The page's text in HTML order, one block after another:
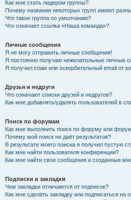
Как мне стать лидером группы?
Почему названия некоторых групп имеют
Что такое группа по умолчанию?
Что означает ссылка «Наша команда»?
Личные сообщения
Я не могу отправить личные сообщения!
Я постоянно получаю нежелательные личные
Я получил спам или оскорбительный email от
Друзья и недруги
Что означают списки друзей и недругов?
Как мне добавлять/удалять пользователей в
Поиск по форумам
Как мне выполнить поиск по форуму или
Почему мой поиск не даёт результатов?
В результате моего поиска я получил пустую
Как мне найти пользователя конференции?
Как мне найти свои сообщения и созданные
Подписки и закладки
Чем закладки отличаются от подписок?
Как мне сделать закладку или подписаться на